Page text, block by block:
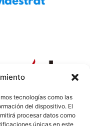
tecnologías como las
del dispositivo. El
procesar datos como
únicas en este
de Cookies|Aviso
Tarifes de Publicitat